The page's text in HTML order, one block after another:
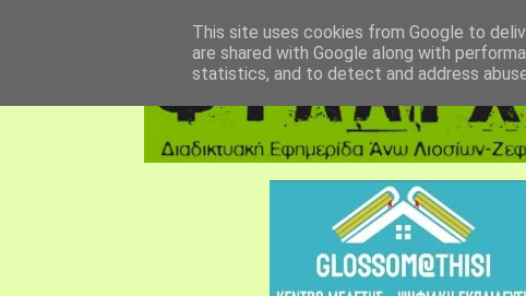
This site uses cookies from Google to
are shared with Google along with
statistics, and to detect and address